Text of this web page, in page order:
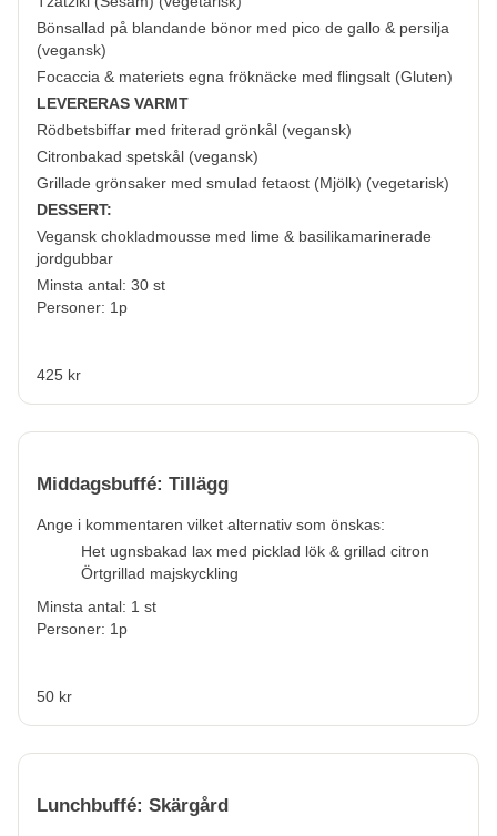
Bönsallad på blandande bönor med pico de gallo & persilja
(vegansk)
Focaccia & materiets egna fröknäcke med flingsalt (Gluten)
LEVERERAS VARMT
Rödbetsbiffar med friterad grönkål (vegansk)
Citronbakad spetskål (vegansk)
Grillade grönsaker med smulad fetaost (Mjölk) (vegetarisk)
DESSERT:
Vegansk chokladmousse med lime & basilikamarinerade
jordgubbar
Minsta antal: 30 st
Personer: 1p
425 kr
Middagsbuffé: Tillägg
Ange i kommentaren vilket alternativ som önskas:
Het ugnsbakad lax med picklad lök & grillad citron
Örtgrillad majskyckling
Minsta antal: 1 st
Personer: 1p
50 kr
Lunchbuffé: Skärgård